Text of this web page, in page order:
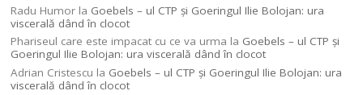
Radu Humor la Goebels – ul CTP şi Goeringul Ilie Bolojan: ura
viscerală dând în clocot
Phariseul care este impacat cu ce va urma la Goebels – ul CTP şi
Goeringul Ilie Bolojan: ura viscerală dând în clocot
Adrian Cristescu la Goebels – ul CTP şi Goeringul Ilie Bolojan: ura
viscerală dând în clocot